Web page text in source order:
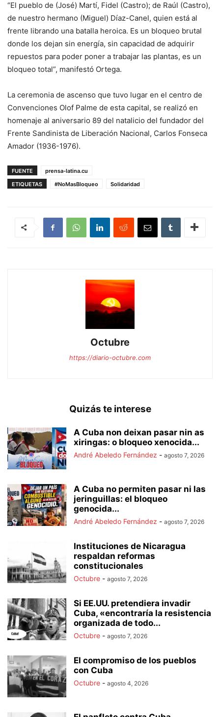
“El pueblo de (José) Martí, Fidel (Castro); de Raúl (Castro),
de nuestro hermano (Miguel) Díaz-Canel, quien está al
frente librando una batalla heroica. Es un bloqueo brutal
donde los dejan sin energía, sin capacidad de adquirir
repuestos para poder poner a trabajar las plantas, es un
bloqueo total”, manifestó Ortega.
La ceremonia de ascenso que tuvo lugar en el centro de
Convenciones Olof Palme de esta capital, se realizó en
homenaje al aniversario 89 del natalicio del fundador del
Frente Sandinista de Liberación Nacional, Carlos Fonseca
Amador (1936-1976).
FUENTE
prensa-latina.cu
ETIQUETAS
#NoMasBloqueo Solidaridad
Octubre
https://diario-octubre.com
Quizás te interese
A Cuba non deixan pasar nin as
xiringas: o bloqueo xenocida...
André Abeledo Fernández - agosto 7, 2026
A Cuba no permiten pasar ni las
jeringuillas: el bloqueo
genocida...
André Abeledo Fernández - agosto 7, 2026
Instituciones de Nicaragua
respaldan reformas
constitucionales
Octubre - agosto 7, 2026
Si EE.UU. pretendiera invadir
Cuba, «encontraría la resistencia
organizada de todo...
Octubre - agosto 7, 2026
El compromiso de los pueblos
con Cuba
Octubre - agosto 4, 2026